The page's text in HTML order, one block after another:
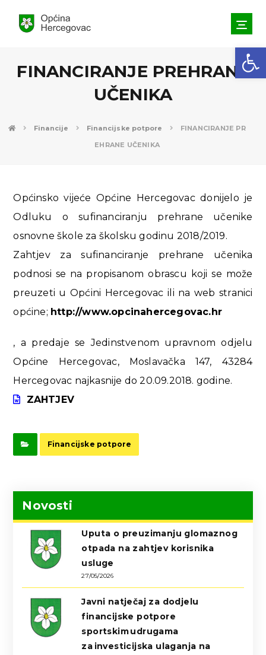
Open toolbar
FINANCIRANJE PREHRANE
UČENIKA
Financije Financijske potpore
FINANCIRANJE PR
EHRANE UČENIKA
Općinsko vijeće Općine Hercegovac donijelo je
Odluku o sufinanciranju prehrane učenike
osnovne škole za školsku godinu 2018/2019.
Zahtjev za sufinanciranje prehrane učenika
podnosi se na propisanom obrascu koji se može
preuzeti u Općini Hercegovac ili na web stranici
općine; http://www.opcinahercegovac.hr
, a predaje se Jedinstvenom upravnom odjelu
Općine Hercegovac, Moslavačka 147, 43284
Hercegovac najkasnije do 20.09.2018. godine.
ZAHTJEV
Financijske potpore
Novosti
Uputa o preuzimanju glomaznog
otpada na zahtjev korisnika
usluge
27/05/2026
Javni natječaj za dodjelu
financijske potpore
sportskim udrugama
za investicijska ulaganja na